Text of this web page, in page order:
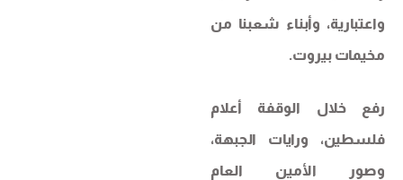
واعتبارية، وأبناء شعبنا من
مخيمات بيروت.
رفع خلال الوقفة أعلام
فلسطين، ورايات الجبهة،
وصور الأمين العام